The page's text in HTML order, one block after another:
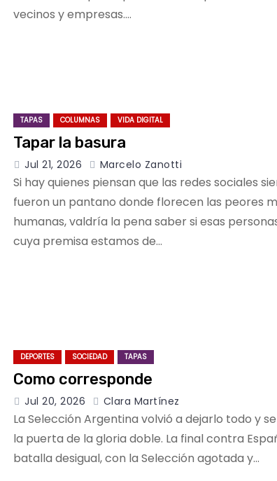
vecinos y empresas.…
TAPAS COLUMNAS VIDA DIGITAL
Tapar la basura
Jul 21, 2026 Marcelo Zanotti
Si hay quienes piensan que las redes sociales
fueron un pantano donde florecen las peores
humanas, valdría la pena saber si esas
cuya premisa estamos de…
DEPORTES SOCIEDAD TAPAS
Como corresponde
Jul 20, 2026 Clara Martínez
La Selección Argentina volvió a dejarlo todo y
la puerta de la gloria doble. La final contra
batalla desigual, con la Selección agotada y…